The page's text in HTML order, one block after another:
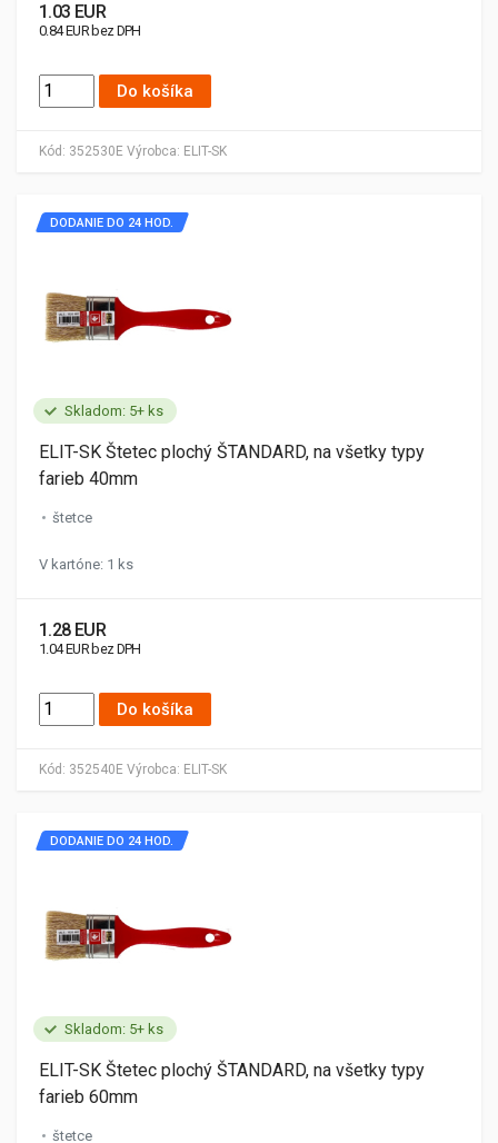
Kód: 352530E Výrobca: ELIT-SK
1.03 EUR
0.84 EUR bez DPH
Do košíka
Skladom: 5+ ks
Kód: 352540E Výrobca: ELIT-SK
DODANIE DO 24 HOD.
ELIT-SK Štetec plochý ŠTANDARD, na všetky typy
farieb 40mm
štetce
V kartóne: 1 ks
1.28 EUR
1.04 EUR bez DPH
Do košíka
Skladom: 5+ ks
DODANIE DO 24 HOD.
ELIT-SK Štetec plochý ŠTANDARD, na všetky typy
farieb 60mm
štetce